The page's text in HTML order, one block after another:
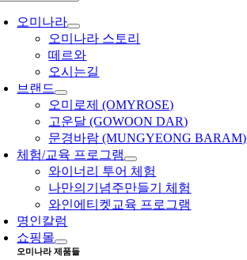
오미나라
오미나라 스토리
떼르와
오시는길
브랜드
오미로제 (OMYROSE)
고운달 (GOWOON DAR)
문경바람 (MUNGYEONG BARAM)
체험/교육 프로그램
와이너리 투어 체험
나만의기념주만들기 체험
와인에티켓교육 프로그램
명인칼럼
쇼핑몰
오미나라 제품들